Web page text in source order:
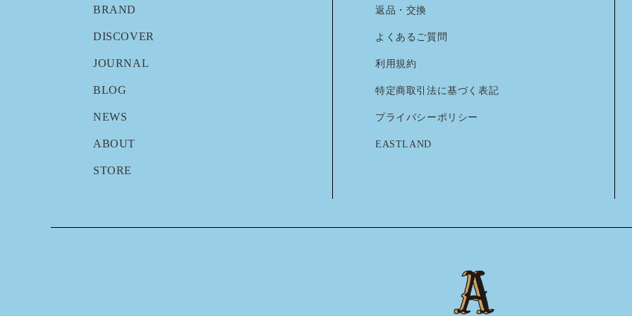
BRAND
DISCOVER
JOURNAL
BLOG
NEWS
ABOUT
STORE
返品・交換
よくあるご質問
利用規約
特定商取引法に基づく表記
プライバシーポリシー
EASTLAND